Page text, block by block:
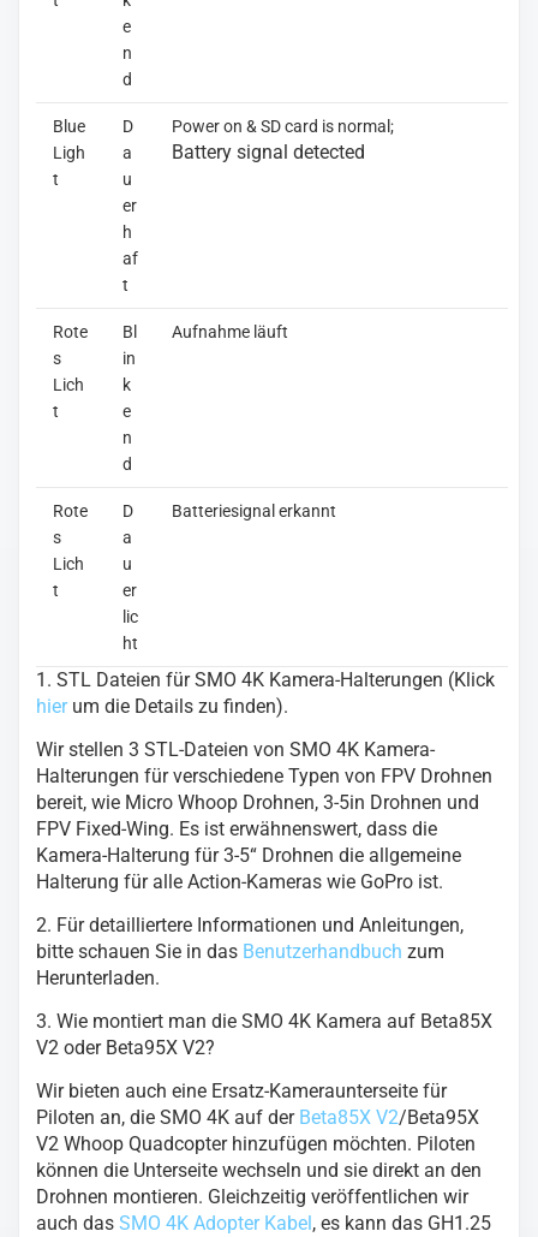
e
n
d
Blue
Ligh
t
D
a
u
er
h
af
t
Power on & SD card is normal;
Battery signal detected
Rote
s
Lich
t
Bl
in
k
e
n
d
Aufnahme läuft
Rote
s
Lich
t
D
a
u
er
lic
ht
Batteriesignal erkannt
1. STL Dateien für SMO 4K Kamera-Halterungen (Klick
hierum die Details zu finden).
Wir stellen 3 STL-Dateien von SMO 4K Kamera-
Halterungen für verschiedene Typen von FPV Drohnen
bereit, wie Micro Whoop Drohnen, 3-5in Drohnen und
FPV Fixed-Wing. Es ist erwähnenswert, dass die
Kamera-Halterung für 3-5“ Drohnen die allgemeine
Halterung für alle Action-Kameras wie GoPro ist.
2. Für detailliertere Informationen und Anleitungen,
bitte schauen Sie in das Benutzerhandbuch zum
Herunterladen.
3.Wie montiert man die SMO 4K Kamera auf Beta85X
V2 oder Beta95X V2?
Wir bieten auch eine Ersatz-Kameraunterseite für
Piloten an, die SMO 4K auf der Beta85X V2/Beta95X
V2 Whoop Quadcopter hinzufügen möchten. Piloten
können die Unterseite wechseln und sie direkt an den
Drohnen montieren. Gleichzeitig veröffentlichen wir
auch dasSMO 4K Adopter Kabel , es kann das GH1.25